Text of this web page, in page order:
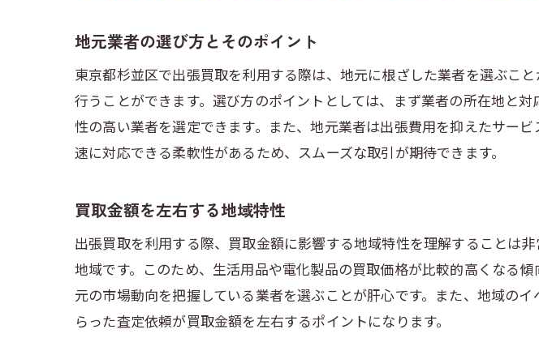
買取価格の相場を事
不明点を解消するた
安全な取引を行うた
地元業者の選び方とそのポイント
東京都杉並区で出張買取を利用する際は、地元に根ざした業者を選ぶこ
行うことができます。選び方のポイントとしては、まず業者の所在地と
性の高い業者を選定できます。また、地元業者は出張費用を抑えたサー
速に対応できる柔軟性があるため、スムーズな取引が期待できます。
買取金額を左右する地域特性
出張買取を利用する際、買取金額に影響する地域特性を理解することは
地域です。このため、生活用品や電化製品の買取価格が比較的高くなる
元の市場動向を把握している業者を選ぶことが肝心です。また、地域の
らった査定依頼が買取金額を左右するポイントになります。